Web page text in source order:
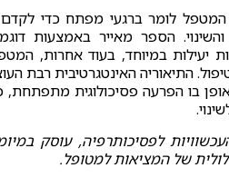
המטפל לומר ברגעי מפתח כדי
הספר מאייר באמצעות
יעילות במיוחד, בעוד אחרות,
התיאוריה האינטגרטיבית רבת
בו הפרעה פסיכולוגית מתפתחת,
לפסיכותרפיה, עוסק
של המציאות למטופל.